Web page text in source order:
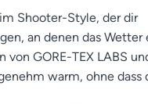
Shooter-Style, der dir
an denen das Wetter
GORE-TEX LABS
warm, ohne dass